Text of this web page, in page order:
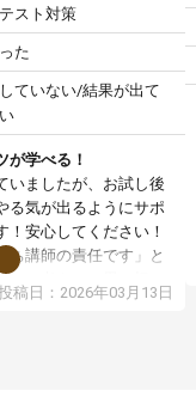
スト対策
た
ていない/結果が出て
が学べる！
いましたが、お試し後
る気が出るようにサポ
！安心してください！
ち講師の責任です」と
！と考えて、思い切っ
苦手だったんですが、
稿日：2026年03月13日